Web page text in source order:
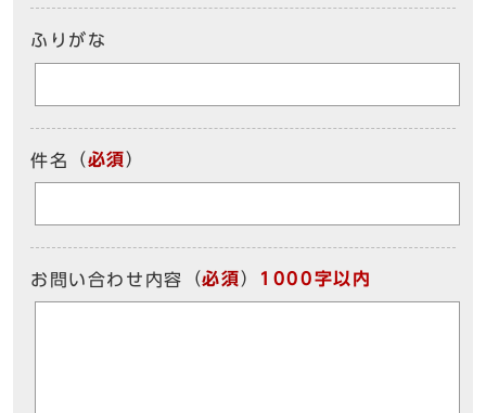
ふりがな
件名 （必須）
お問い合わせ内容 （必須） 1000字以内